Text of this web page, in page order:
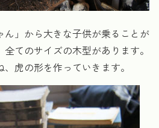
ん」から大きな子供が乗ることが
てのサイズの木型があります。
虎の形を作っていきます。